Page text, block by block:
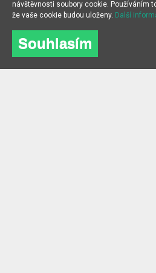
návštěvnosti soubory cookie. Používáním
že vaše cookie budou uloženy. Další
Souhlasím